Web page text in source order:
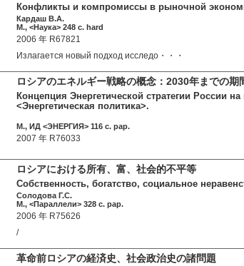
Конфликты и компромиссы в рыночной
Кардаш В.А.
М., <Наука> 248 c. hard
2006 年 R67821
Излагается новый подход исследо・・・
ロシアのエネルギー戦略の概念：2030年までの期
Концепция Энергетической стратегии России
<Энергетическая политика>.
М., ИД <ЭНЕРГИЯ> 116 c. pap.
2007 年 R76033
ロシアにおける所有、富、社会的不平等
Собственность, богатство, социальное
Солодова Г.С.
М., <Параллели> 328 c. pap.
2006 年 R75626
/
革命前ロシアの経済史、社会政治史の諸問題